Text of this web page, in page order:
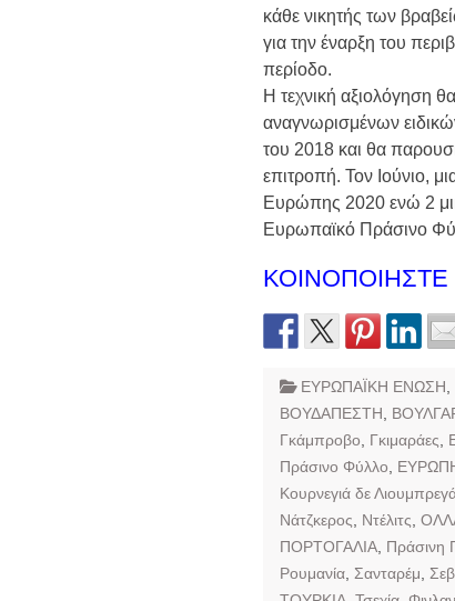
κάθε νικητής των
για την έναρξη του
περίοδο.
Η τεχνική αξιολόγηση
αναγνωρισμένων
του 2018 και θα
επιτροπή. Τον Ιούνιο,
Ευρώπης 2020 ενώ 2
Ευρωπαϊκό Πράσινο
ΚΟΙΝΟΠΟΙΗΣΤΕ
ΕΥΡΩΠΑΪΚΗ ΕΝΩΣΗ
ΒΟΥΔΑΠΕΣΤΗ
Γκάμπροβο
Γκιμαράες
Πράσινο Φύλλο
Κουρνεγιά δε
Νάτζκερος
Ντέλιτς
ΠΟΡΤΟΓΑΛΙΑ Πράσινη
Ρουμανία Σανταρέμ